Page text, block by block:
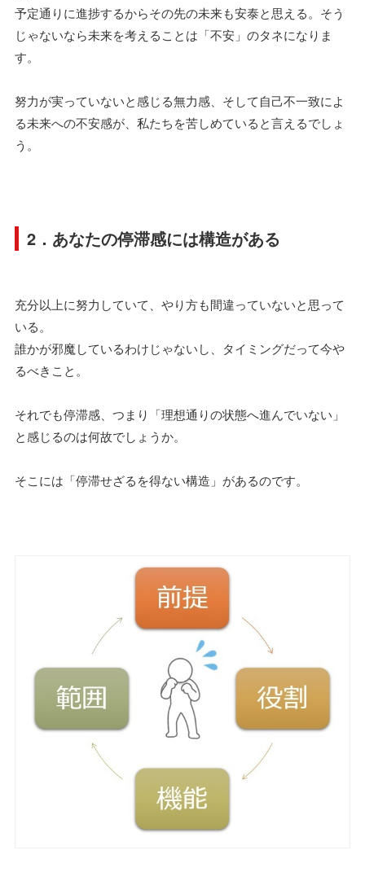
予定通りに進捗するからその先の未来も安泰と思える。そう
じゃないなら未来を考えることは「不安」のタネになりま
す。
努力が実っていないと感じる無力感、そして自己不一致によ
る未来への不安感が、私たちを苦しめていると言えるでしょ
う。
2．あなたの停滞感には構造がある
充分以上に努力していて、やり方も間違っていないと思って
いる。
誰かが邪魔しているわけじゃないし、タイミングだって今や
るべきこと。
それでも停滞感、つまり「理想通りの状態へ進んでいない」
と感じるのは何故でしょうか。
そこには「停滞せざるを得ない構造」があるのです。